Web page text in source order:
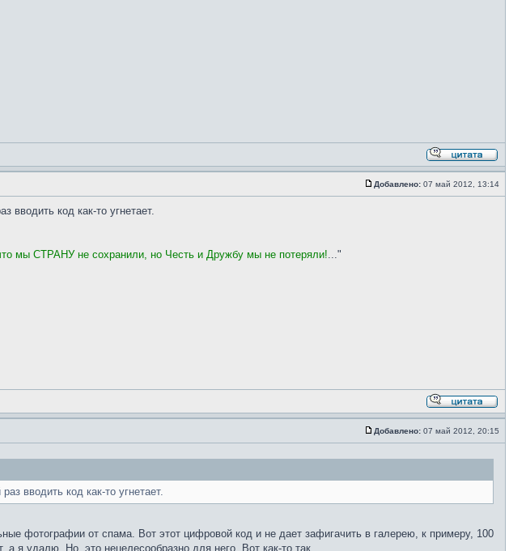
Добавлено: 07 май 2012, 13:14
вводить код как-то угнетает.
мы СТРАНУ не сохранили, но Честь и Дружбу мы не потеряли!..."
Добавлено: 07 май 2012, 20:15
вводить код как-то угнетает.
фотографии от спама. Вот этот цифровой код и не дает зафигачить в галерею, к примеру, 100
я удалю. Но, это нецелесообразно для него. Вот как-то так.